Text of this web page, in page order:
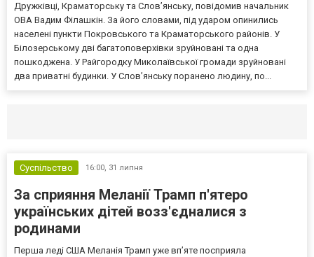
Дружківці, Краматорську та Слов’янську, повідомив начальник
ОВА Вадим Філашкін. За його словами, під ударом опинились
населені пункти Покровського та Краматорського районів. У
Білозерському дві багатоповерхівки зруйновані та одна
пошкоджена. У Райгородку Миколаївської громади зруйновані
два приватні будинки. У Слов’янську поранено людину, по...
Суспільство 16:00, 31 липня
За сприяння Меланії Трамп п'ятеро
українських дітей возз'єдналися з
родинами
Перша леді США Меланія Трамп уже впʼяте посприяла